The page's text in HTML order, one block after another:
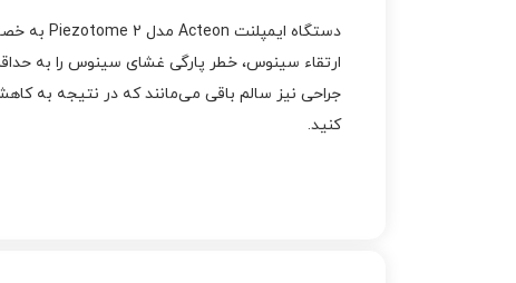
ارتقاء سینوس، خطر پارگی غشای سینوس را به
جراحی نیز سالم باقی می‌مانند که در نتیجه به
کنید.